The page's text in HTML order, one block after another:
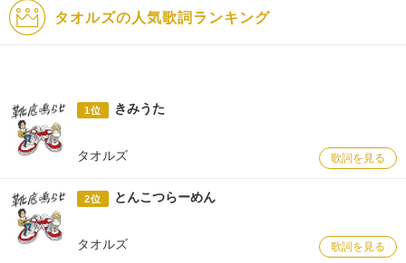
タオルズの人気歌詞ランキング
1位 きみうた
タオルズ 歌詞を見る
2位 とんこつらーめん
タオルズ 歌詞を見る